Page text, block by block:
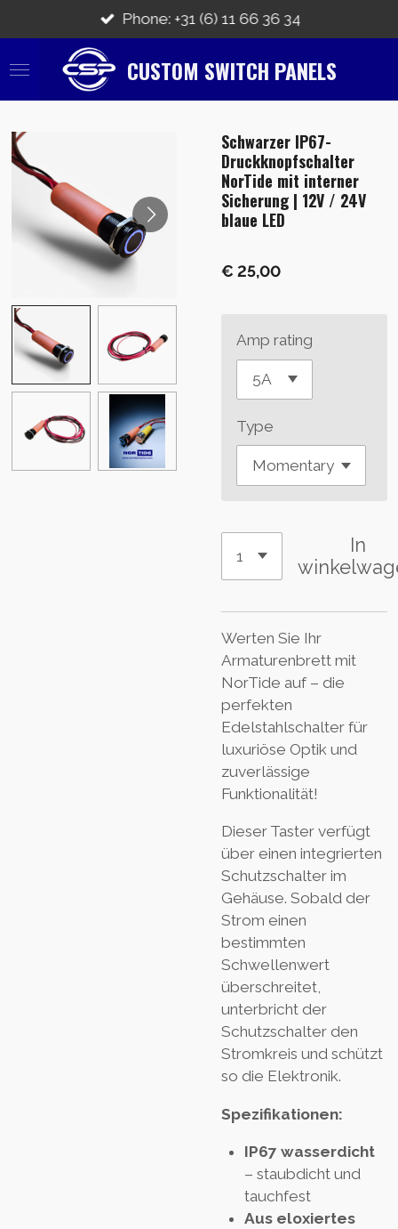
direct
naar
CUSTOM SWITCH PANELS
Phone: +31 (6) 11 66 36 34
Schwarzer IP67-
Druckknopfschalter
NorTide mit interner
Sicherung | 12V / 24V
blaue LED
€ 25,00
Amp rating
Type
In
Werten Sie Ihr
Armaturenbrett mit
NorTide auf – die
perfekten
Edelstahlschalter für
luxuriöse Optik und
zuverlässige
Funktionalität!
Dieser Taster verfügt
über einen integrierten
Schutzschalter im
Gehäuse. Sobald der
Strom einen
bestimmten
Schwellenwert
überschreitet,
unterbricht der
Schutzschalter den
Stromkreis und schützt
so die Elektronik.
Spezifikationen:
IP67 wasserdicht
– staubdicht und
tauchfest
Aus eloxiertes